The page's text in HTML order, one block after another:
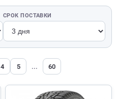
СРОК ПОСТАВКИ
4 5 ... 60